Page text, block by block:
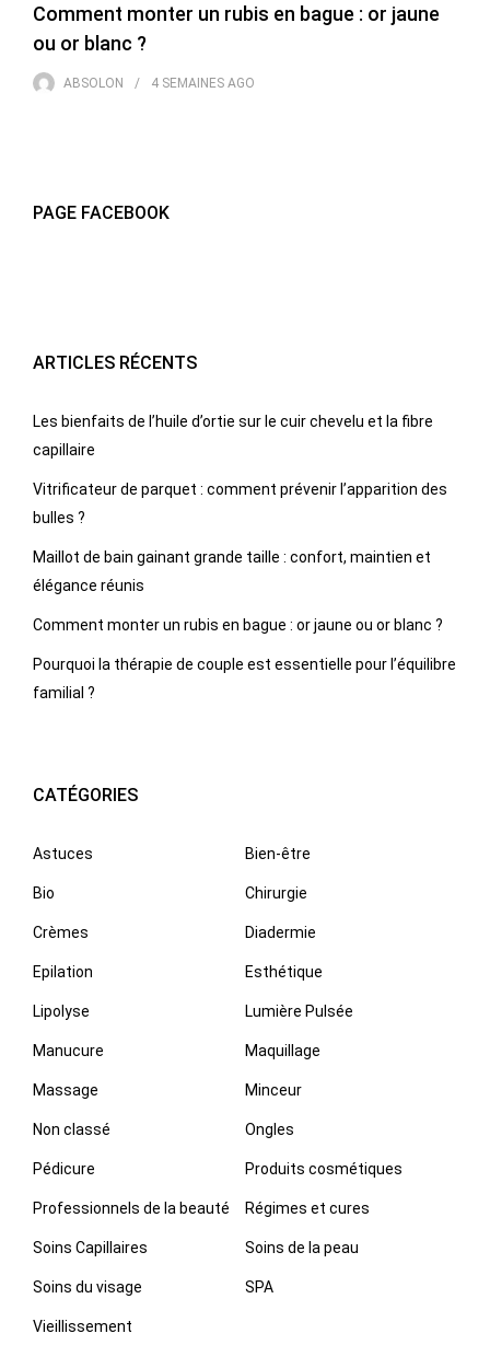
Comment monter un rubis en bague : or jaune
ou or blanc ?
ABSOLON 4 SEMAINES AGO
PAGE FACEBOOK
ARTICLES RÉCENTS
Les bienfaits de l’huile d’ortie sur le cuir chevelu et la fibre
capillaire
Vitrificateur de parquet : comment prévenir l’apparition des
bulles ?
Maillot de bain gainant grande taille : confort, maintien et
élégance réunis
Comment monter un rubis en bague : or jaune ou or blanc ?
Pourquoi la thérapie de couple est essentielle pour l’équilibre
familial ?
CATÉGORIES
Astuces Bien-être
Bio Chirurgie
Crèmes Diadermie
Epilation Esthétique
Lipolyse Lumière Pulsée
Manucure Maquillage
Massage Minceur
Non classé Ongles
Pédicure Produits cosmétiques
Professionnels de la beauté Régimes et cures
Soins Capillaires Soins de la peau
Soins du visage SPA
Vieillissement